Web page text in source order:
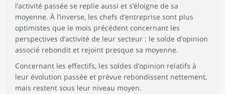
l’activité passée se replie aussi et s’éloigne de sa
moyenne. À l’inverse, les chefs d’entreprise sont plus
optimistes que le mois précédent concernant les
perspectives d’activité de leur secteur : le solde d’opinion
associé rebondit et rejoint presque sa moyenne.
Concernant les effectifs, les soldes d’opinion relatifs à
leur évolution passée et prévue rebondissent nettement,
mais restent sous leur niveau moyen.